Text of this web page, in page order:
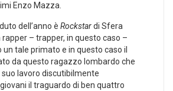
Enzo Mazza.
dell’anno è Rockstardi Sfera
rapper – trapper, in questo caso –
tale primato e in questo caso il
da questo ragazzo lombardo che
lavoro discutibilmente
il traguardo di ben quattro